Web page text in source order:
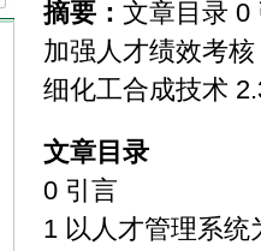
摘要： 文章目录 0
加强人才绩效考
细化工合成技术
文章目录
0 引言
1 以人才管理系统